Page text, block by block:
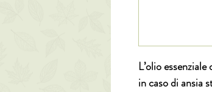
L’olio
in caso di ansia